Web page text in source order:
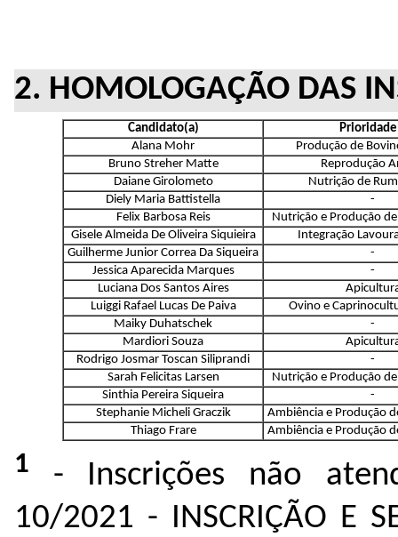
2. HOMOLOGAÇÃO DAS
Candidato(a)
Alana Mohr
Produção de
Bruno Streher Matte
Reprodução
Daiane Girolometo
Nutrição de
Diely Maria Battistella
-
Felix Barbosa Reis
Nutrição e Produção
Gisele Almeida De Oliveira Siquieira
Integração
Guilherme Junior Correa Da Siqueira
-
Jessica Aparecida Marques
-
Luciana Dos Santos Aires
Luiggi Rafael Lucas De Paiva
Ovino e
Maiky Duhatschek
-
Mardiori Souza
Rodrigo Josmar Toscan Siliprandi
-
Sarah Felicitas Larsen
Nutrição e Produção
Sinthia Pereira Siqueira
-
Stephanie Micheli Graczik
Ambiência e Produção
Thiago Frare
Ambiência e Produção
1
- Inscrições não
10/2021 - INSCRIÇÃO E